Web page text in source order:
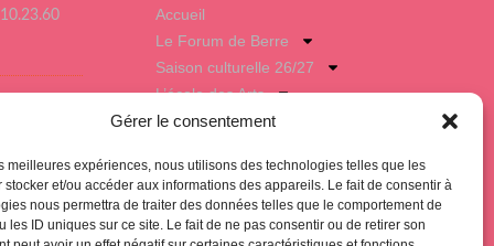
Gérer le consentement
meilleures expériences, nous utilisons des technologies telles que les
stocker et/ou accéder aux informations des appareils. Le fait de consentir à
nous permettra de traiter des données telles que le comportement de
les ID uniques sur ce site. Le fait de ne pas consentir ou de retirer son
Fernand Léger
Berre l'Etang
Accueil
Le Forum de Berre
Saison culturelle 26/27
L’école des Arts
Hub Club